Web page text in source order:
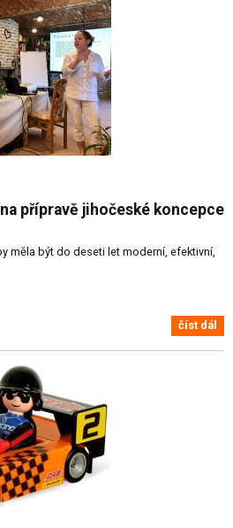
přípravě jihočeské koncepce
měla být do deseti let moderní, efektivní,
číst dál